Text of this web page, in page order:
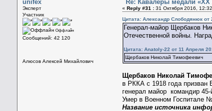
unifex
Эксперт
Участник
Оффлайн
Сообщений: 42 120
Алюсов Алексей Михайлович
Re: Кавалеры медали
«Reply #31 : 31 Октября 2016,
Цитата: Александр Слободянюк от
Генерал-майор Щербаков
Отечественной войны.
Цитата: Anatoly-22 от 11 Апреля
Щербаков Николай Тимофеевич
Щербаков Николай
в РККА с 1918 года призван
генерал майор командир 45-
Умер в Военном Госпитале
Название источника